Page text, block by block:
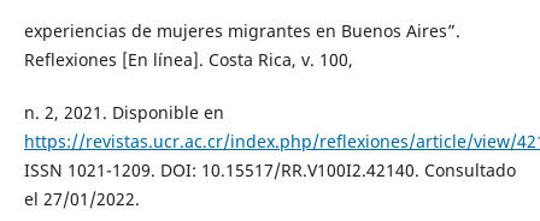
experiencias de mujeres migrantes en Buenos Aires”.
Reflexiones [En línea]. Costa Rica, v. 100,
n. 2, 2021. Disponible en
https://revistas.ucr.ac.cr/index.php/reflexiones/article/view/
ISSN 1021-1209. DOI: 10.15517/RR.V100I2.42140. Consultado
el 27/01/2022.